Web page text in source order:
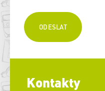
Kontakty